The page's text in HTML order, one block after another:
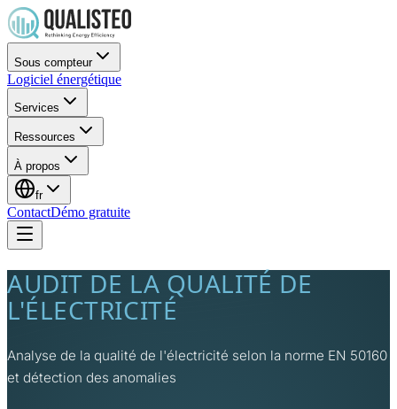
Sous compteur
Logiciel énergétique
Services
Ressources
À propos
fr
ContactDémo gratuite
AUDIT DE LA QUALITÉ DE
L'ÉLECTRICITÉ
Analyse de la qualité de l'électricité selon la norme EN 50160
et détection des anomalies